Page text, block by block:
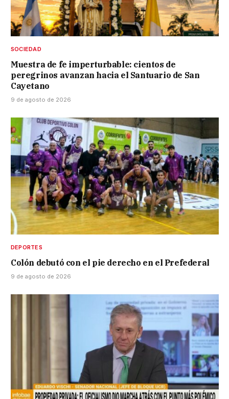
SOCIEDAD
Muestra de fe imperturbable: cientos de
peregrinos avanzan hacia el Santuario de San
Cayetano
9 de agosto de 2026
DEPORTES
Colón debutó con el pie derecho en el Prefederal
9 de agosto de 2026